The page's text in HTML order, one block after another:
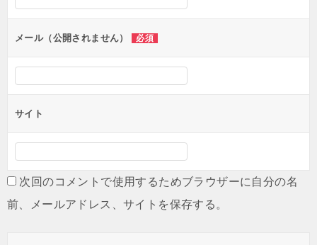
ョ
ンメール（公開されません） 必須
サイト
次回のコメントで使用するためブラウザーに自分の名
前、メールアドレス、サイトを保存する。